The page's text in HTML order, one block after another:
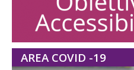
AREA COVID -19